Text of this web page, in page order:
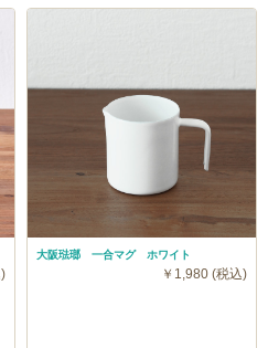
大阪琺瑯 一合マグ ホワイト
￥1,980 (税込)